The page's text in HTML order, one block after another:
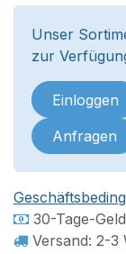
Unser
zur
Einloggen
Anfragen
30-Tage-
Versand: 2-3